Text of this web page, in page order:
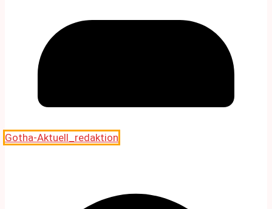
Gotha-Aktuell_redaktion